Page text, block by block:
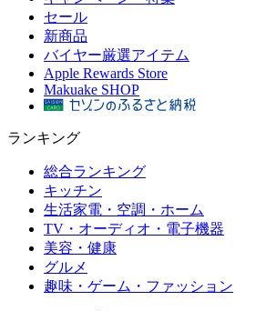
セール
新商品
バイヤー厳選アイテム
Apple Rewards Store
Makuake SHOP
ランキング
総合ランキング
キッチン
生活家電・空調・ホーム
TV・オーディオ・電子機器
美容・健康
グルメ
趣味・ゲーム・ファッション